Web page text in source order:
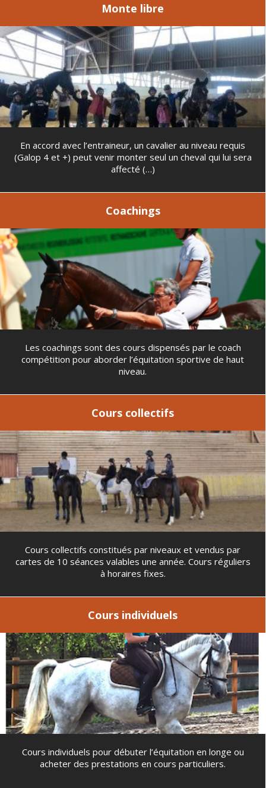
Monte libre
En accord avec l’entraineur, un cavalier au niveau requis
(Galop 4 et +) peut venir monter seul un cheval qui lui sera
affecté (…)
Coachings
Les coachings sont des cours dispensés par le coach
compétition pour aborder l’équitation sportive de haut
niveau.
Cours collectifs
Cours collectifs constitués par niveaux et vendus par
cartes de 10 séances valables une année. Cours réguliers
à horaires fixes.
Cours individuels
Cours individuels pour débuter l’équitation en longe ou
acheter des prestations en cours particuliers.